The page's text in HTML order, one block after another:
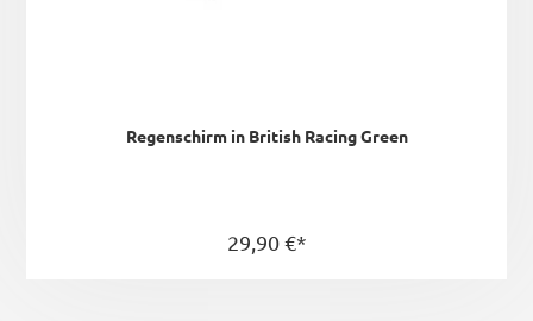
Regenschirm in British Racing Green
29,90 €*